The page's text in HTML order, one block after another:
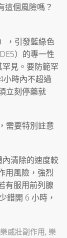
這個風險嗎？
，引發藍綠色
）的專一性
見。要防範罕
小時內不超過
立刻停藥就
需要特別註意
清除的速度較
用風險，強烈
有服用前列腺
錯開 6 小時，
樂威壯副作用, 樂